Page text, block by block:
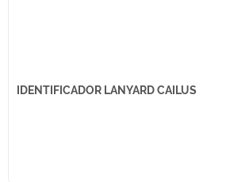
IDENTIFICADOR LANYARD CAILUS